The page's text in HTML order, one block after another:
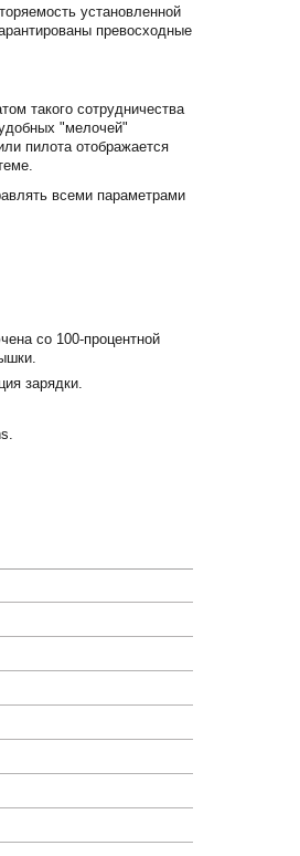
установленной
превосходные
такого сотрудничества
"мелочей"
пилота отображается
всеми параметрами
со 100-процентной
зарядки.